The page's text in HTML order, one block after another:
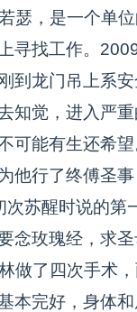
瑟，是一个单
寻找工作。
到龙门吊上系
知觉，进入严
可能有生还希
他行了终傅圣
次苏醒时说的
念玫瑰经，求圣
做了四次手术
本完好，身体